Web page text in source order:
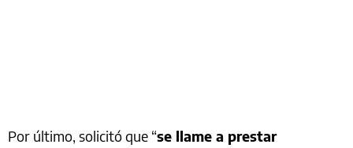
Por último, solicitó que “se llame a prestar